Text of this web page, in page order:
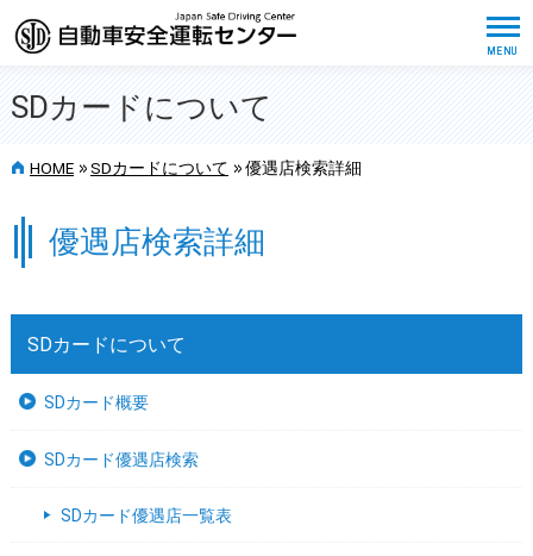
SDカードについて
HOME >> SDカードについて >> 優遇店検索詳細
優遇店検索詳細
SDカードについて
SDカード概要
SDカード優遇店検索
SDカード優遇店一覧表